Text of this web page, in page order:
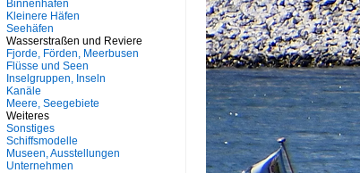
Binnenhäfen
Kleinere Häfen
Seehäfen
Wasserstraßen und Reviere
Fjorde, Förden, Meerbusen
Flüsse und Seen
Inselgruppen, Inseln
Kanäle
Meere, Seegebiete
Weiteres
Sonstiges
Schiffsmodelle
Museen, Ausstellungen
Unternehmen